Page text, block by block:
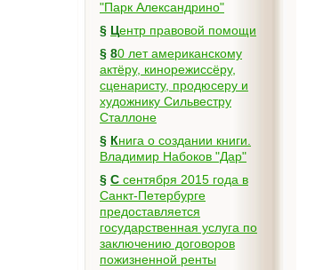
"Парк Александрино"
§
Центр правовой помощи
§ 80 лет американскому
актёру, кинорежиссёру,
сценаристу, продюсеру и
художнику Сильвестру
Сталлоне
§ Книга о создании книги.
Владимир Набоков "Дар"
§ С сентября 2015 года в
Санкт-Петербурге
предоставляется
государственная услуга по
заключению договоров
пожизненной ренты